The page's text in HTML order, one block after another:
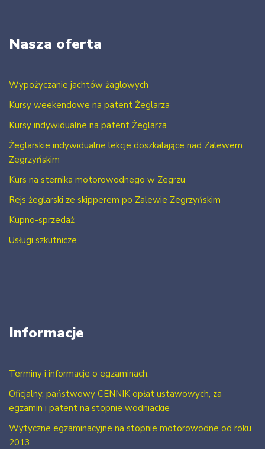
Nasza oferta
Wypożyczanie jachtów żaglowych
Kursy weekendowe na patent Żeglarza
Kursy indywidualne na patent Żeglarza
Żeglarskie indywidualne lekcje doszkalające nad Zalewem
Zegrzyńskim
Kurs na sternika motorowodnego w Zegrzu
Rejs żeglarski ze skipperem po Zalewie Zegrzyńskim
Kupno-sprzedaż
Usługi szkutnicze
Informacje
Terminy i informacje o egzaminach.
Oficjalny, państwowy CENNIK opłat ustawowych, za
egzamin i patent na stopnie wodniackie
Wytyczne egzaminacyjne na stopnie motorowodne od roku
2013